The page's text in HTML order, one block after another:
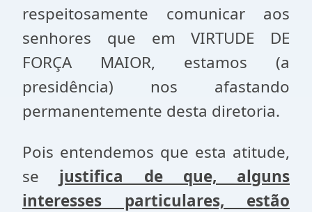
respeitosamente comunicar aos
senhores que em VIRTUDE DE
FORÇA MAIOR, estamos (a
presidência) nos afastando
permanentemente desta diretoria.
Pois entendemos que esta atitude,
se justifica de que, alguns
interesses particulares, estão